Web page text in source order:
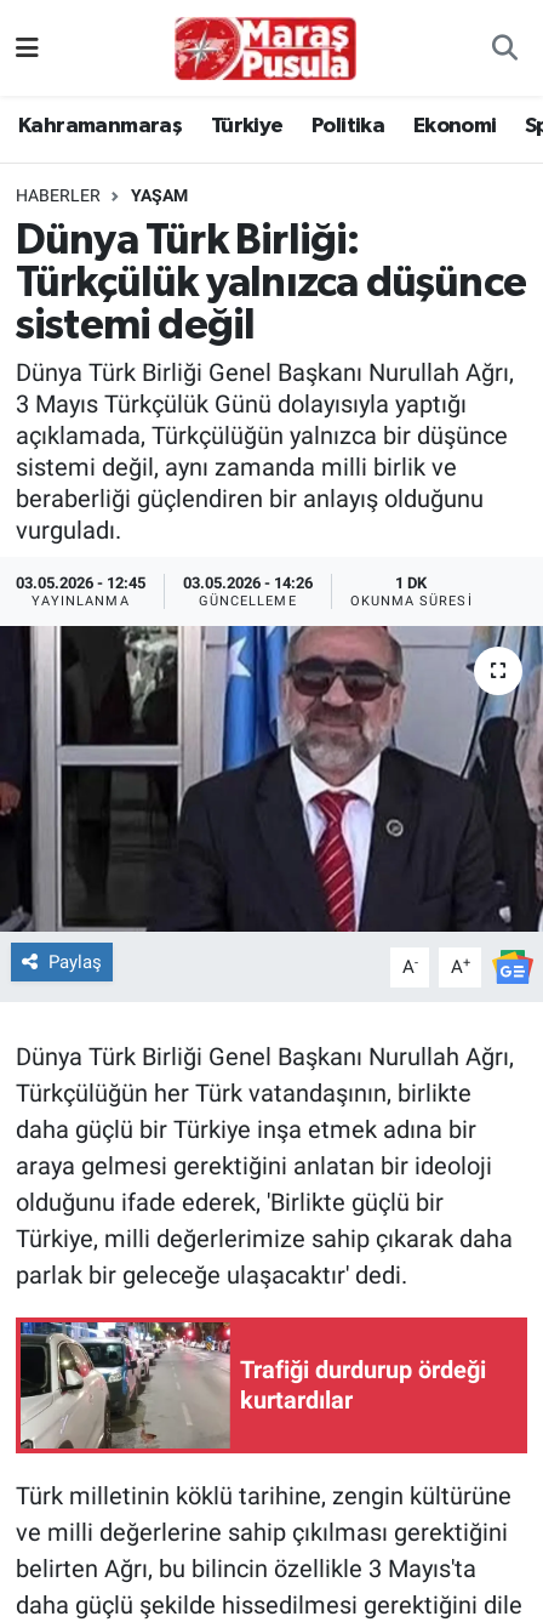
Kahramanmaraş Türkiye Politika Ekonomi
HABERLER YAŞAM
Dünya Türk Birliği:
Türkçülük yalnızca düşünce
sistemi değil
Dünya Türk Birliği Genel Başkanı Nurullah Ağrı,
3 Mayıs Türkçülük Günü dolayısıyla yaptığı
açıklamada, Türkçülüğün yalnızca bir düşünce
sistemi değil, aynı zamanda milli birlik ve
beraberliği güçlendiren bir anlayış olduğunu
vurguladı.
03.05.2026 - 12:45
YAYINLANMA
03.05.2026 - 14:26
GÜNCELLEME
1 DK
OKUNMA SÜRESI
Paylaş A- A+
Dünya Türk Birliği Genel Başkanı Nurullah Ağrı,
Türkçülüğün her Türk vatandaşının, birlikte
daha güçlü bir Türkiye inşa etmek adına bir
araya gelmesi gerektiğini anlatan bir ideoloji
olduğunu ifade ederek, 'Birlikte güçlü bir
Türkiye, milli değerlerimize sahip çıkarak daha
parlak bir geleceğe ulaşacaktır' dedi.
Trafiği durdurup ördeği
kurtardılar
Türk milletinin köklü tarihine, zengin kültürüne
ve milli değerlerine sahip çıkılması gerektiğini
belirten Ağrı, bu bilincin özellikle 3 Mayıs'ta
daha güçlü şekilde hissedilmesi gerektiğini dile
Politika
Ekonomi
Spor
Kültür Sanat
Sağlık
TEKNOLOJİ
Dünya
MAGAZİN
ÇEVRE
EĞİTİM
BİLİM VE TEKNOLOJİ
Güvenlik
Bölge
İstanbul Namaz Vakitleri
İstanbul Trafik Yoğunluk Haritası
Süper Lig Puan Durumu ve Fikstür
Tüm Manşetler
Son Dakika Haberleri
Haber Arşivi